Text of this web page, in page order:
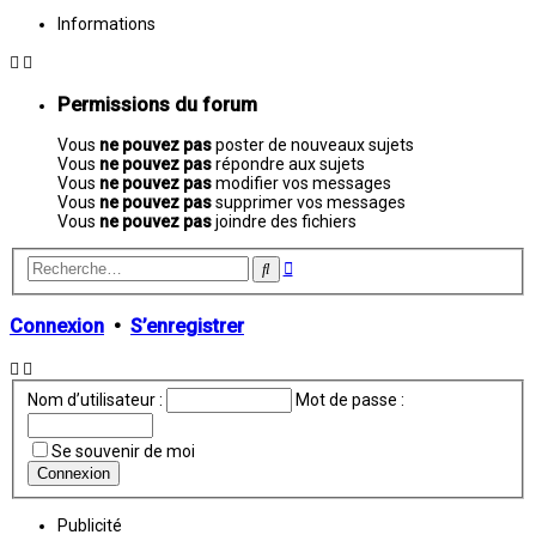
Informations
Permissions du forum
Vous ne pouvez pasposter de nouveaux sujets
Vous ne pouvez pasrépondre aux sujets
Vous ne pouvez pasmodifier vos messages
Vous ne pouvez passupprimer vos messages
Vous ne pouvez pasjoindre des fichiers
Rechercher
Recherche
Connexion • S’enregistrer
Nom d’utilisateur : Mot de passe :
Se souvenir de moi
Publicité